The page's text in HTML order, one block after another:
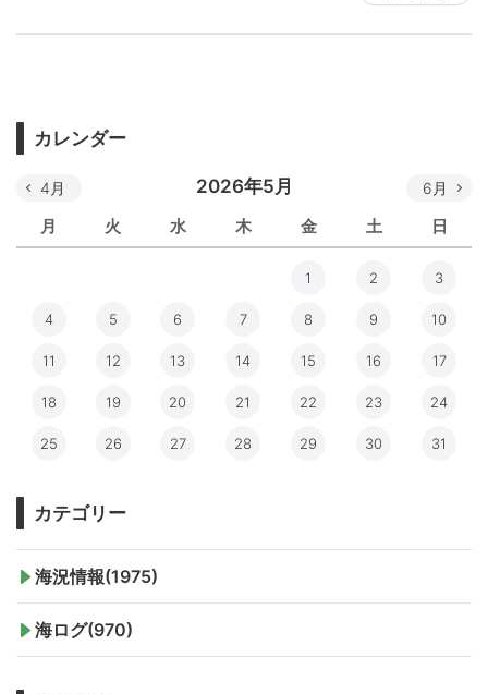
カレンダー
2026年5月
月 火 水 木 金 土 日
4月 6月
1 2 3
4 5 6 7 8 9 10
11 12 13 14 15 16 17
18 19 20 21 22 23 24
25 26 27 28 29 30 31
カテゴリー
海況情報(1975)
海ログ(970)